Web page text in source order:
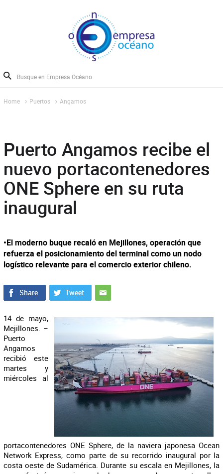
Home Puertos Angamos
Puerto Angamos recibe el
nuevo portacontenedores
ONE Sphere en su ruta
inaugural
•El moderno buque recaló en Mejillones, operación que
refuerza el posicionamiento del terminal como un nodo
logístico relevante para el comercio exterior chileno.
14 de mayo,
Mejillones. –
Puerto
Angamos
recibió este
martes y
miércoles al
portacontenedores ONE Sphere, de la naviera japonesa Ocean
Network Express, como parte de su recorrido inaugural por la
costa oeste de Sudamérica. Durante su escala en Mejillones, la